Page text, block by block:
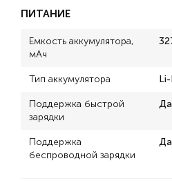
ПИТАНИЕ
Емкость аккумулятора,
мАч
Тип аккумулятора
Поддержка быстрой
зарядки
Да
Поддержка
беспроводной зарядки
Да